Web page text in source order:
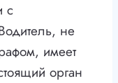
с
не
имеет
орган